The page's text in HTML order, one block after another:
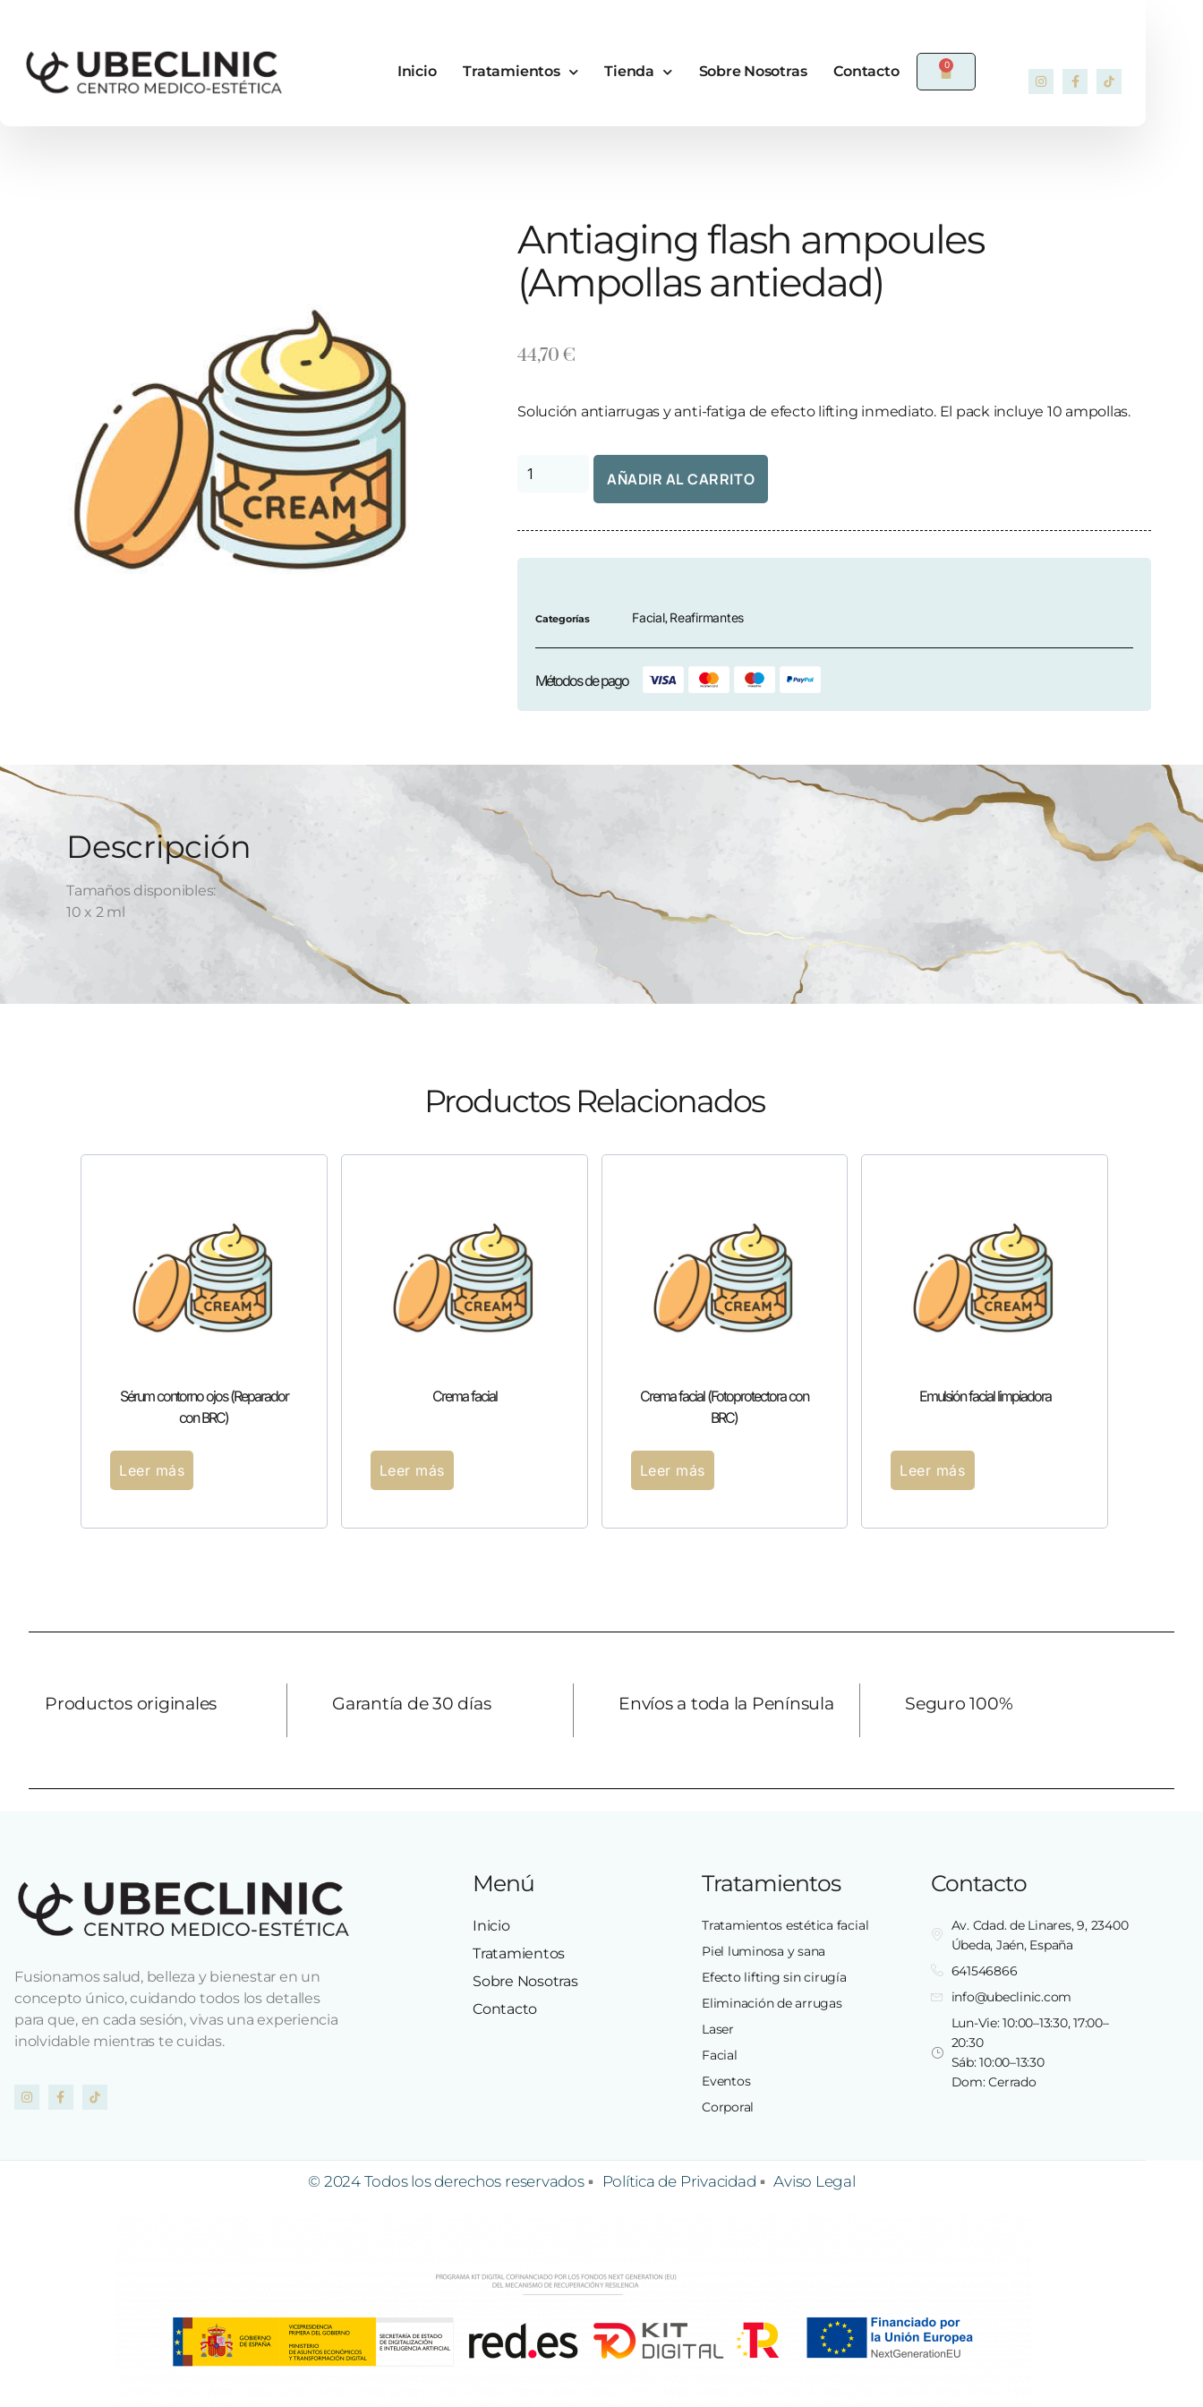
Inicio Tratamientos Tienda Sobre Nosotras Contacto 0
Antiaging flash ampoules
(Ampollas antiedad)
44,70€
Solución antiarrugas y anti-fatiga de efecto lifting inmediato. El pack incluye 10 ampollas.
AÑADIR AL CARRITO
Categorías Facial, Reafirmantes
Métodos de pago
Descripción
Tamaños disponibles:
10 x 2 ml
Productos Relacionados
Sérum contorno ojos (Reparador
con BRC)
Leer más
Crema facial
Leer más
Crema facial (Fotoprotectora con
BRC)
Leer más
Emulsión facial limpiadora
Leer más
Productos originales Garantía de 30 días Envíos a toda la Península Seguro 100%
Fusionamos salud, belleza y bienestar en un
concepto único, cuidando todos los detalles
para que, en cada sesión, vivas una experiencia
inolvidable mientras te cuidas.
Menú
Inicio
Tratamientos
Sobre Nosotras
Contacto
Tratamientos
Tratamientos estética facial
Piel luminosa y sana
Efecto lifting sin cirugía
Eliminación de arrugas
Laser
Facial
Eventos
Corporal
Contacto
Av. Cdad. de Linares, 9, 23400
Úbeda, Jaén, España
641546866
info@ubeclinic.com
Lun-Vie: 10:00–13:30, 17:00–
20:30
Sáb: 10:00–13:30
Dom: Cerrado
© 2024 Todos los derechos reservados Política de Privacidad Aviso Legal